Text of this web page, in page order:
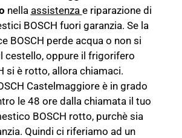
nella assistenza e riparazione di
BOSCH fuori garanzia. Se la
BOSCH perde acqua o non si
cestello, oppure il frigorifero
si è rotto, allora chiamaci.
Castelmaggiore è in grado
le 48 ore dalla chiamata il tuo
BOSCH rotto, purchè sia
Quindi ci riferiamo ad un